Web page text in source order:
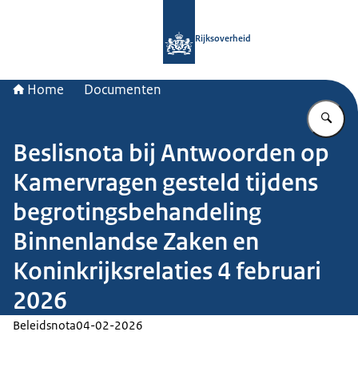
Rijksoverheid
Home Documenten
Beslisnota bij Antwoorden op
Kamervragen gesteld tijdens
begrotingsbehandeling
Binnenlandse Zaken en
Koninkrijksrelaties 4 februari
2026
Beleidsnota04-02-2026